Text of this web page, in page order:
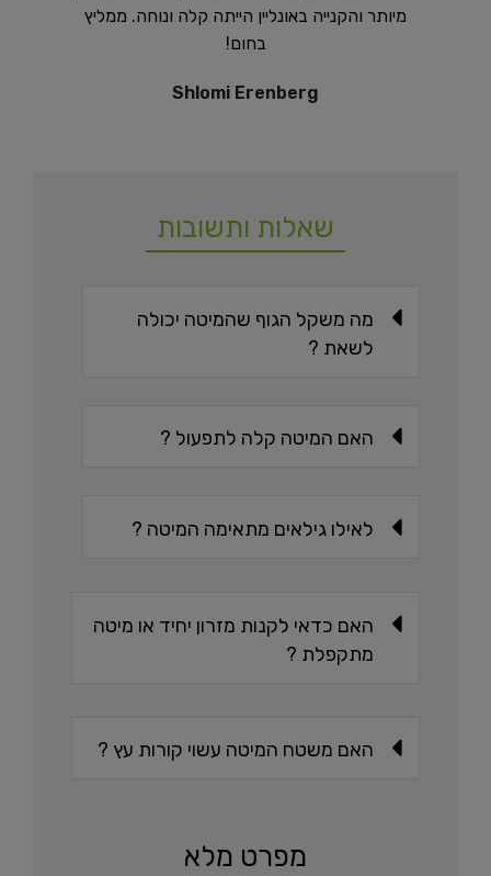
מיותר והקנייה באונליין הייתה קלה ונוחה. ממליץ
בחום!
Shlomi Erenberg
שאלות ותשובות
מה משקל הגוף שהמיטה יכולה
לשאת ?
האם המיטה קלה לתפעול ?
לאילו גילאים מתאימה המיטה ?
האם כדאי לקנות מזרון יחיד או מיטה
מתקפלת ?
האם משטח המיטה עשוי קורות עץ ?
מפרט מלא